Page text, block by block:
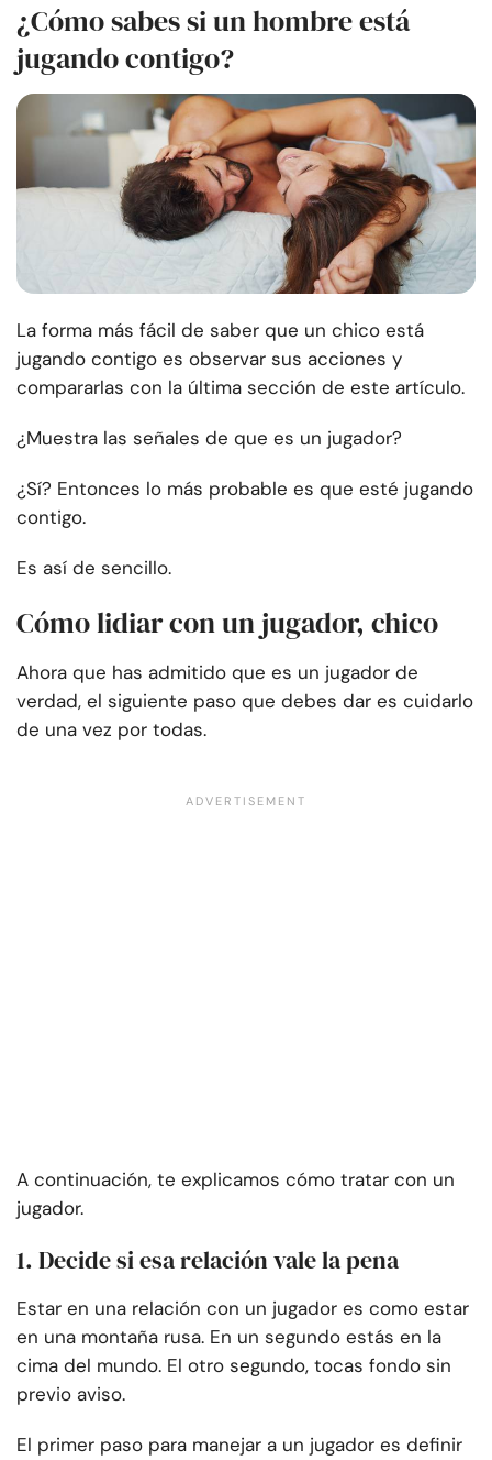
¿Cómo sabes si un hombre está
jugando contigo?
La forma más fácil de saber que un chico está
jugando contigo es observar sus acciones y
compararlas con la última sección de este artículo.
¿Muestra las señales de que es un jugador?
¿Sí? Entonces lo más probable es que esté jugando
contigo.
Es así de sencillo.
Cómo lidiar con un jugador, chico
Ahora que has admitido que es un jugador de
verdad, el siguiente paso que debes dar es cuidarlo
de una vez por todas.
A continuación, te explicamos cómo tratar con un
jugador.
1. Decide si esa relación vale la pena
Estar en una relación con un jugador es como estar
en una montaña rusa. En un segundo estás en la
cima del mundo. El otro segundo, tocas fondo sin
previo aviso.
El primer paso para manejar a un jugador es definir